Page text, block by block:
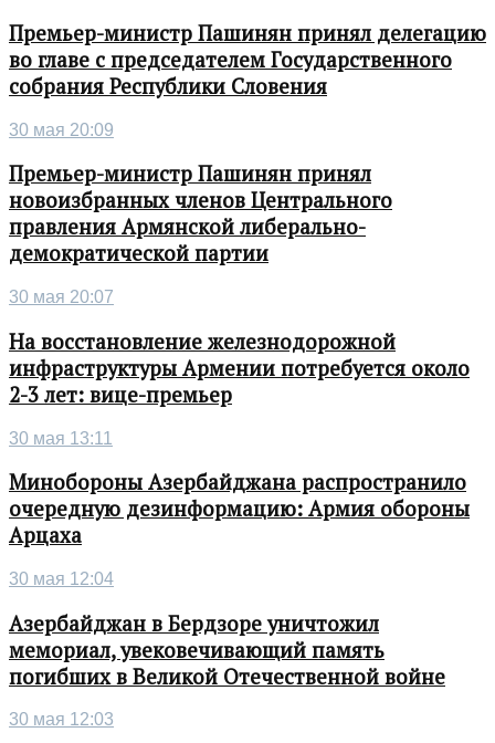
Премьер-министр Пашинян принял делегацию
во главе с председателем Государственного
собрания Республики Словения
30 мая 20:09
Премьер-министр Пашинян принял
новоизбранных членов Центрального
правления Армянской либерально-
демократической партии
30 мая 20:07
На восстановление железнодорожной
инфраструктуры Армении потребуется около
2-3 лет: вице-премьер
30 мая 13:11
Минобороны Азербайджана распространило
очередную дезинформацию: Армия обороны
Арцаха
30 мая 12:04
Азербайджан в Бердзоре уничтожил
мемориал, увековечивающий память
погибших в Великой Отечественной войне
30 мая 12:03